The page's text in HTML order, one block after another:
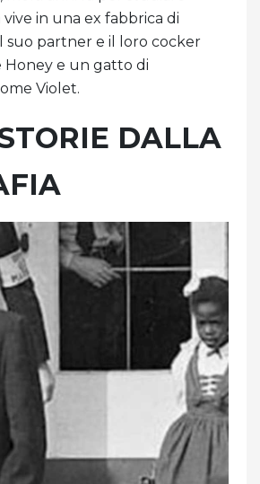
vive in una ex fabbrica di
suo partner e il loro cocker
Honey e un gatto di
Violet.
DALLA